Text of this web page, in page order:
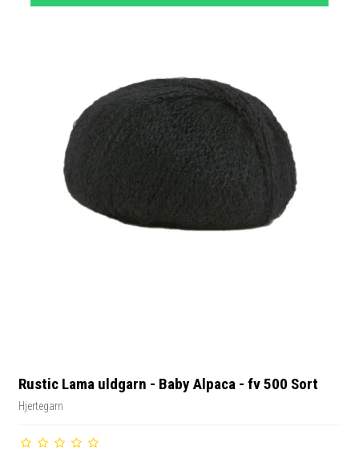
Rustic Lama uldgarn - Baby Alpaca - fv 500 Sort
Hjertegarn